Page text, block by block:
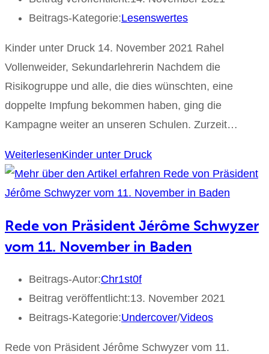
Beitrags-Kategorie:Lesenswertes
Kinder unter Druck 14. November 2021 Rahel
Vollenweider, Sekundarlehrerin Nachdem die
Risikogruppe und alle, die dies wünschten, eine
doppelte Impfung bekommen haben, ging die
Kampagne weiter an unseren Schulen. Zurzeit…
WeiterlesenKinder unter Druck
Rede von Präsident Jérôme Schwyzer
vom 11. November in Baden
Beitrags-Autor:Chr1st0f
Beitrag veröffentlicht:13. November 2021
Beitrags-Kategorie:Undercover/Videos
Rede von Präsident Jérôme Schwyzer vom 11.